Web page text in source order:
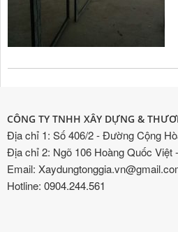
CÔNG TY TNHH XÂY DỰNG &
Địa chỉ 1: Số 406/2 - Đường Cộng
Địa chỉ 2: Ngõ 106 Hoàng Quốc Việt
Email:
Hotline: 0904.244.561